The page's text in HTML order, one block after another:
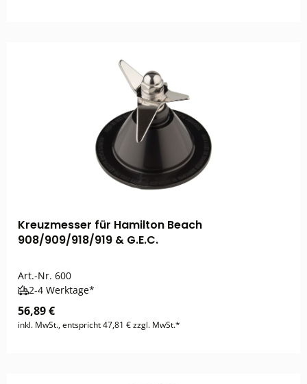
Kreuzmesser für Hamilton Beach
908/909/918/919 & G.E.C.
Art.-Nr. 600
2-4 Werktage*
56,89 €
inkl. MwSt., entspricht 47,81 € zzgl. MwSt.*